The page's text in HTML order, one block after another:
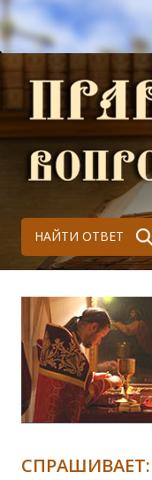
НАЙТИ ОТВЕТ
СПРАШИВАЕТ: